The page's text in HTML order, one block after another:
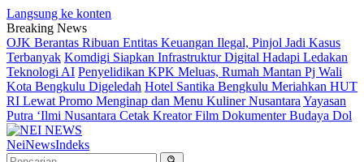
Langsung ke konten
Breaking News
OJK Berantas Ribuan Entitas Keuangan Ilegal, Pinjol Jadi Kasus
Terbanyak Komdigi Siapkan Infrastruktur Digital Hadapi Ledakan
Teknologi AI Penyelidikan KPK Meluas, Rumah Mantan Pj Wali
Kota Bengkulu Digeledah Hotel Santika Bengkulu Meriahkan HUT
RI Lewat Promo Menginap dan Menu Kuliner Nusantara Yayasan
Putra ‘Ilmi Nusantara Cetak Kreator Film Dokumenter Budaya Dol
NeiNewsIndeks